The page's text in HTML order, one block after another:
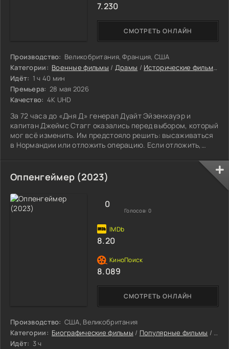
Производство: Великобритания, Франция, США
Категории: Военные фильмы / Драмы / Исторические фильмы
Идёт: 1 ч 40 мин
Премьера: 28 мая 2026
Качество: 4K UHD
За 72 часа до «Дня Д» генерал Дуайт Эйзенхауэр и
капитан Джеймс Стагг оказались перед выбором, который
мог всё изменить. Им предстояло решить: высаживаться
в Нормандии или отложить операцию. Если отложить,
Ошибка грозила большими потерями. Главным врагом в
эти дни стала не немецкая армия, а погода. Сводки
приходили одна за другой, прогнозы противоречили друг
другу. Времени на раздумья почти не осталось.
Эйзенхауэру и Стаггу пришлось взвешивать
СМОТРЕТЬ ОНЛАЙН
7.230
Оппенгеймер (2023)
Производство: США, Великобритания
Категории: Биографические фильмы / Популярные фильмы /
Идёт: 3 ч
СМОТРЕТЬ ОНЛАЙН
0
Голосов: 0
8.20
8.089